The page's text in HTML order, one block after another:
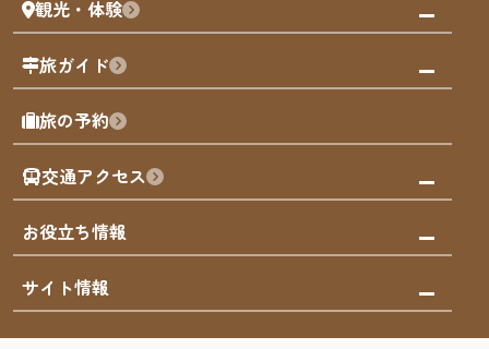
福岡グルメ
福岡を楽しむ
福岡のアート
福岡のナイトタイム
福岡の歴史・文化
サステナブルツーリズム
福岡検定
よかなび音声ガイド
観光・体験
観る・遊ぶ
屋台
買う
体験
泊まる
旅ガイド
モデルコース
AIおまかせコース
オリジナルプラン
みんなの旅行記
旅の予約
交通アクセス
市内交通ガイド
お得なチケット
お役立ち情報
お知らせ
災害情報
サイト情報
まち歩き・体験プログラム掲載申込